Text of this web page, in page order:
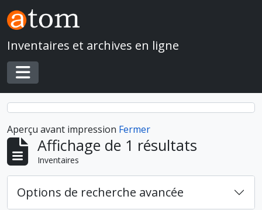
Skip to main content
Inventaires et archives en ligne
Toggle navigation
Aperçu avant impression Fermer
Affichage de 1 résultats
Inventaires
Options de recherche avancée